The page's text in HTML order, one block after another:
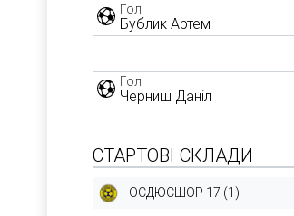
Гол
Бублик Артем
Гол
Черниш Даніл
СТАРТОВІ СКЛАДИ
ОСДЮСШОР 17 (1)